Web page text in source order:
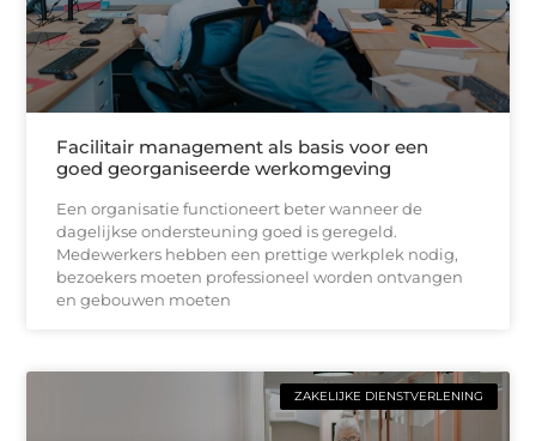
Facilitair management als basis voor een
goed georganiseerde werkomgeving
Een organisatie functioneert beter wanneer de
dagelijkse ondersteuning goed is geregeld.
Medewerkers hebben een prettige werkplek nodig,
bezoekers moeten professioneel worden ontvangen
en gebouwen moeten
ZAKELIJKE DIENSTVERLENING